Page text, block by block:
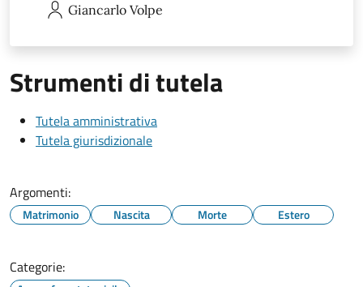
Giancarlo Volpe
Strumenti di tutela
Tutela amministrativa
Tutela giurisdizionale
Argomenti:
Matrimonio Nascita Morte Estero
Categorie: